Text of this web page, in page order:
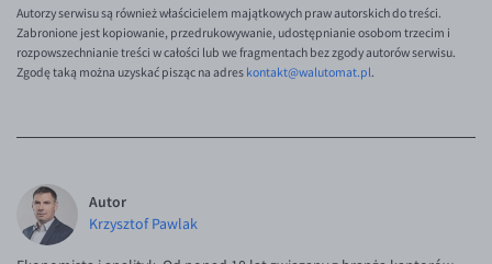
Autorzy serwisu są również właścicielem majątkowych praw autorskich do treści.
Zabronione jest kopiowanie, przedrukowywanie, udostępnianie osobom trzecim i
rozpowszechnianie treści w całości lub we fragmentach bez zgody autorów serwisu.
Zgodę taką można uzyskać pisząc na adres kontakt@walutomat.pl.
Autor
Krzysztof Pawlak